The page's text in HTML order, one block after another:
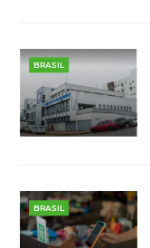
BRASIL
BRASIL